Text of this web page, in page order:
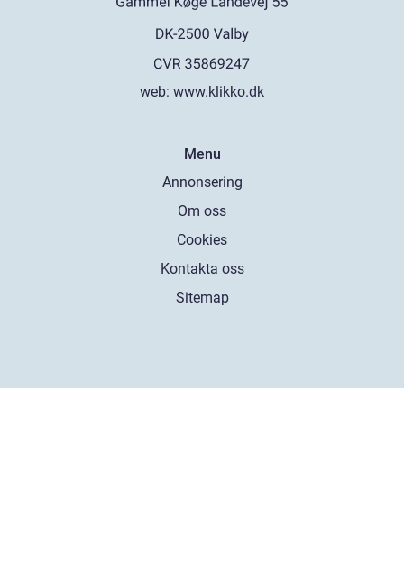
web: www.klikko.dk
Menu
Annonsering
Om oss
Cookies
Kontakta oss
Sitemap